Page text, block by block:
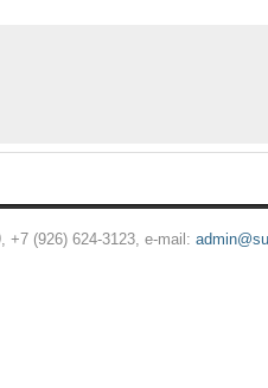
+7 (926) 624-3123, e-mail: